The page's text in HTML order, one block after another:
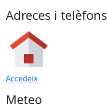
Adreces i telèfons
Accedeix
Meteo